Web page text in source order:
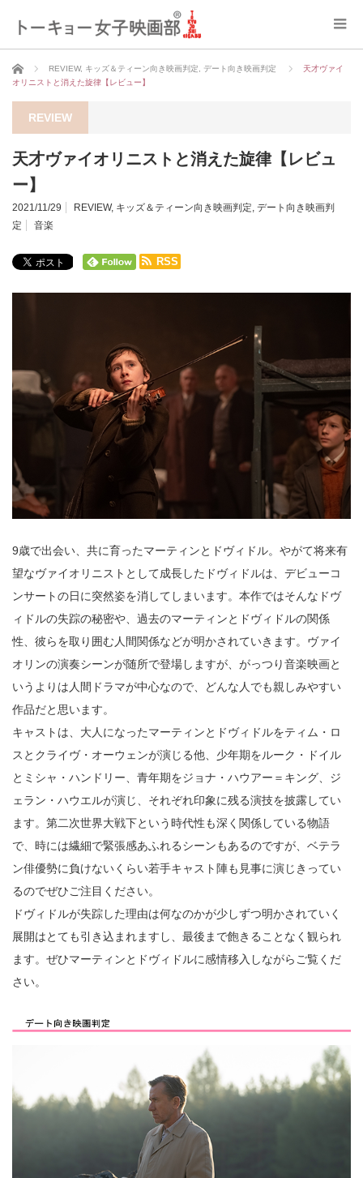
ホーム REVIEW, キッズ＆ティーン向き映画判定 デート向き映画判定
天才ヴァイ
オリニストと消えた旋律【レビュー】
REVIEW
天才ヴァイオリニストと消えた旋律【レビュ
ー】
2021/11/29 REVIEW, キッズ＆ティーン向き映画判定, デート向き映画判
定
音楽
RSS
9歳で出会い、共に育ったマーティンとドヴィドル。やがて将来有
望なヴァイオリニストとして成長したドヴィドルは、デビューコ
ンサートの日に突然姿を消してしまいます。本作ではそんなドヴ
ィドルの失踪の秘密や、過去のマーティンとドヴィドルの関係
性、彼らを取り囲む人間関係などが明かされていきます。ヴァイ
オリンの演奏シーンが随所で登場しますが、がっつり音楽映画と
いうよりは人間ドラマが中心なので、どんな人でも親しみやすい
作品だと思います。
キャストは、大人になったマーティンとドヴィドルをティム・ロ
スとクライヴ・オーウェンが演じる他、少年期をルーク・ドイル
とミシャ・ハンドリー、青年期をジョナ・ハウアー＝キング、ジ
ェラン・ハウエルが演じ、それぞれ印象に残る演技を披露してい
ます。第二次世界大戦下という時代性も深く関係している物語
で、時には繊細で緊張感あふれるシーンもあるのですが、ベテラ
ン俳優勢に負けないくらい若手キャスト陣も見事に演じきってい
るのでぜひご注目ください。
ドヴィドルが失踪した理由は何なのかが少しずつ明かされていく
展開はとても引き込まれますし、最後まで飽きることなく観られ
ます。ぜひマーティンとドヴィドルに感情移入しながらご覧くだ
さい。